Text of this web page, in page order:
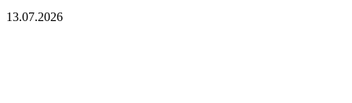
13.07.2026